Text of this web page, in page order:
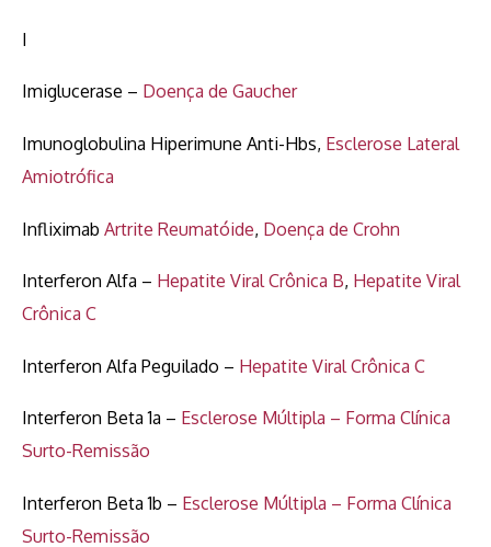
I
Imiglucerase – Doença de Gaucher
Imunoglobulina Hiperimune Anti-Hbs, Esclerose Lateral
Amiotrófica
Infliximab Artrite Reumatóide, Doença de Crohn
Interferon Alfa – Hepatite Viral Crônica B, Hepatite Viral
Crônica C
Interferon Alfa Peguilado – Hepatite Viral Crônica C
Interferon Beta 1a – Esclerose Múltipla – Forma Clínica
Surto-Remissão
Interferon Beta 1b – Esclerose Múltipla – Forma Clínica
Surto-Remissão